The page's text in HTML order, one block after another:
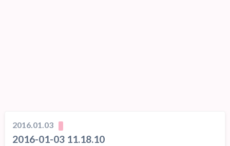
2016.01.03
2016-01-03 11.18.10